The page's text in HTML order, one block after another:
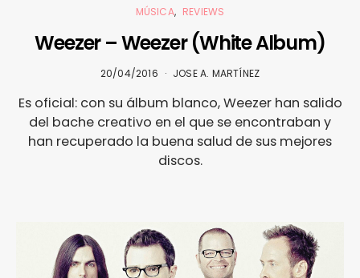
MÚSICA REVIEWS
Weezer – Weezer (White Album)
20/04/2016 JOSE A. MARTÍNEZ
Es oficial: con su álbum blanco, Weezer han salido
del bache creativo en el que se encontraban y
han recuperado la buena salud de sus mejores
discos.